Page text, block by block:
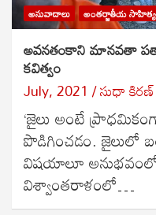
అనువాదాలు అంతర్జాతీయ
అవనతంకాని మానవతా
కవిత్వం
July, 2021 సుధా కిరణ్
‘జైలు అంటే
పొడిగించడం. జైలులో
విషయాలూ
విశ్వాంతరాళంలో…